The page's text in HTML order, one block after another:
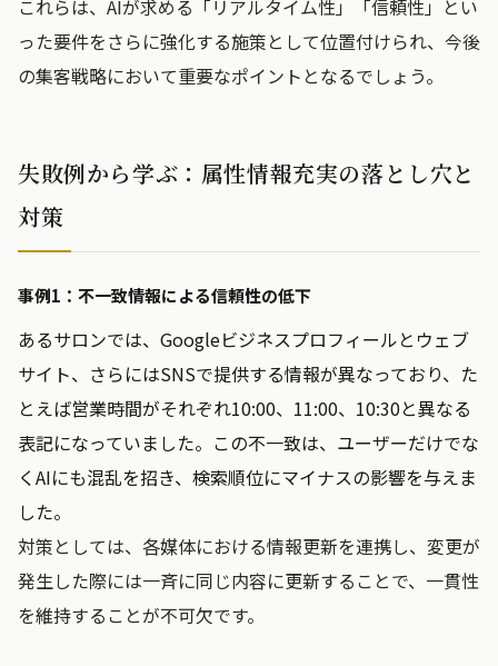
これらは、AIが求める「リアルタイム性」「信頼性」とい
った要件をさらに強化する施策として位置付けられ、今後
の集客戦略において重要なポイントとなるでしょう。
失敗例から学ぶ：属性情報充実の落とし穴と
対策
事例1：不一致情報による信頼性の低下
あるサロンでは、Googleビジネスプロフィールとウェブ
サイト、さらにはSNSで提供する情報が異なっており、た
とえば営業時間がそれぞれ10:00、11:00、10:30と異なる
表記になっていました。この不一致は、ユーザーだけでな
くAIにも混乱を招き、検索順位にマイナスの影響を与えま
した。
対策としては、各媒体における情報更新を連携し、変更が
発生した際には一斉に同じ内容に更新することで、一貫性
を維持することが不可欠です。